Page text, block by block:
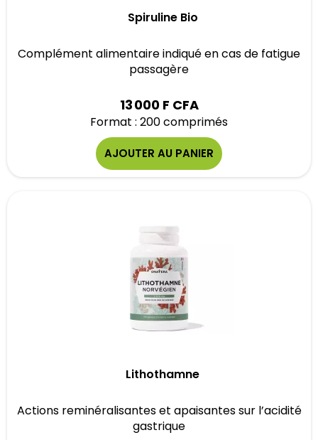
Spiruline Bio
Complément alimentaire indiqué en cas de fatigue
passagère
13 000 F CFA
Format : 200 comprimés
AJOUTER AU PANIER
Lithothamne
Actions reminéralisantes et apaisantes sur l’acidité
gastrique